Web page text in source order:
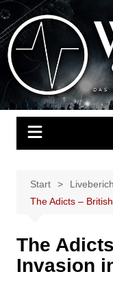
Zum
Inhalt
springen
Das Musikmagazin,
Fotos,
Start
The Adicts –
The
Invasion